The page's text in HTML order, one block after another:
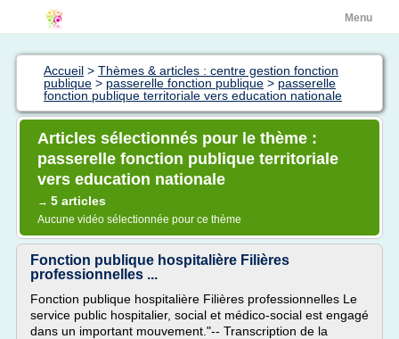
Menu
Accueil > Thèmes & articles : centre gestion fonction
publique > passerelle fonction publique > passerelle
fonction publique territoriale vers education nationale
Articles sélectionnés pour le thème :
passerelle fonction publique territoriale
vers education nationale
→ 5 articles
Aucune vidéo sélectionnée pour ce thème
Fonction publique hospitalière Filières
professionnelles ...
Fonction publique hospitalière Filières professionnelles Le
service public hospitalier, social et médico-social est engagé
dans un important mouvement."-- Transcription de la